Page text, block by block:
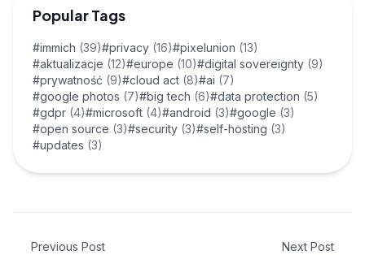
Popular Tags
#immich (39)#privacy (16)#pixelunion (13)
#aktualizacje (12)#europe (10)#digital sovereignty (9)
#prywatność (9)#cloud act (8)#ai (7)
#google photos (7)#big tech (6)#data protection (5)
#gdpr (4)#microsoft (4)#android (3)#google (3)
#open source (3)#security (3)#self-hosting (3)
#updates (3)
Previous Post Next Post